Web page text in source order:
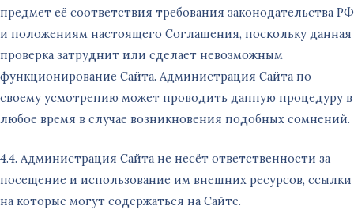
предмет её соответствия требования законодательства РФ
и положениям настоящего Соглашения, поскольку данная
проверка затруднит или сделает невозможным
функционирование Сайта. Администрация Сайта по
своему усмотрению может проводить данную процедуру в
любое время в случае возникновения подобных сомнений.
4.4. Администрация Сайта не несёт ответственности за
посещение и использование им внешних ресурсов, ссылки
на которые могут содержаться на Сайте.